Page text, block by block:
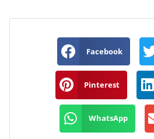
Facebook
Pinterest
WhatsApp